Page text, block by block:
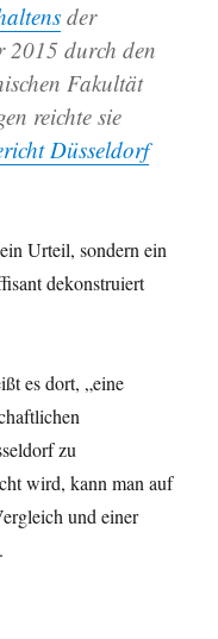
der
durch den
Fakultät
reichte sie
Düsseldorf
Urteil, sondern ein
dekonstruiert
es dort, „eine
zu
wird, kann man auf
und einer